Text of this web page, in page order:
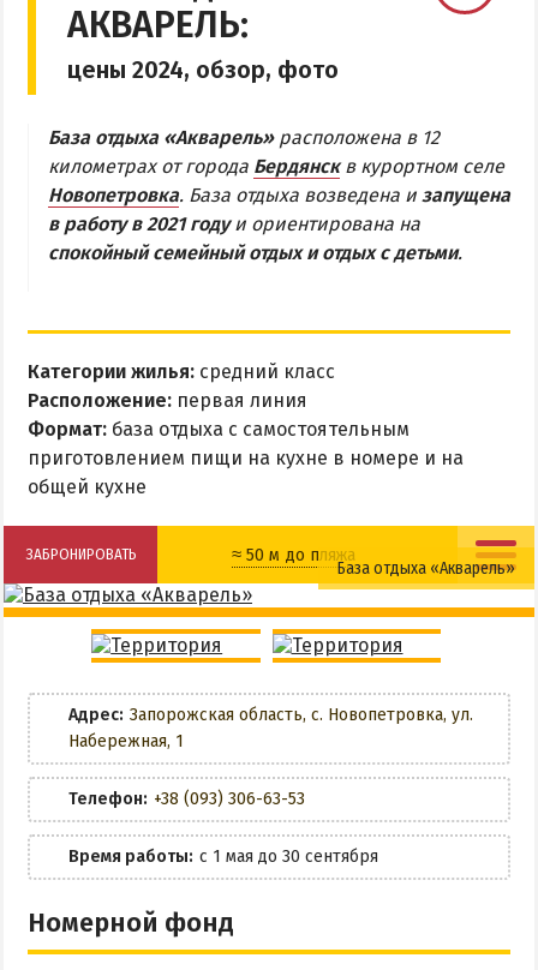
Бердянская коса
Ближняя коса
Средняя коса
Дальняя коса
АКЗ
ВЕРХОВАЯ
КОЛОНИЯ
КУРОРТ
ЛИСКИ
МАКОРТЫ
НАГОРНАЯ ЧАСТЬ
ПЕСКИ
СЛОБОДКА
ЧАСТНЫЙ СЕКТОР
АЗОВСКОЕ (ЛУНАЧАРСКОЕ)
НОВОПЕТРОВКА
ЛЕЧЕНИЕ И БАЛЬНЕОТЕРАПИЯ
Грязи, лиманы и соленые озера
Санатории
История курорта
АКВАРЕЛЬ:
цены 2024, обзор, фото
База отдыха «Акварель»расположена в 12
километрах от города Бердянскв курортном селе
Новопетровка. База отдыха возведена и запущена
в работу в 2021 годуи ориентирована на
спокойный семейный отдых и отдых с детьми.
Категории жилья: средний класс
Расположение: первая линия
Формат: база отдыха с самостоятельным
приготовлением пищи на кухне в номере и на
общей кухне
ЗАБРОНИРОВАТЬ ≈ 50 м до пляжа
Детская площадка
Детский батут
Общая кухня
Кухня в номере
Разрешено с животными
Wi-Fi
Беседки
Парковка
База отдыха «Акварель»
Адрес: Запорожская область, с. Новопетровка, ул.
Набережная, 1
Телефон: +38 (093) 306-63-53
Время работы: с 1 мая до 30 сентября
Номерной фонд